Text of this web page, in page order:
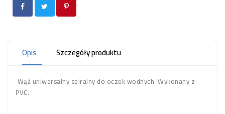
Opis Szczegóły produktu
Wąż uniwersalny spiralny do oczek wodnych. Wykonany z
PVC.